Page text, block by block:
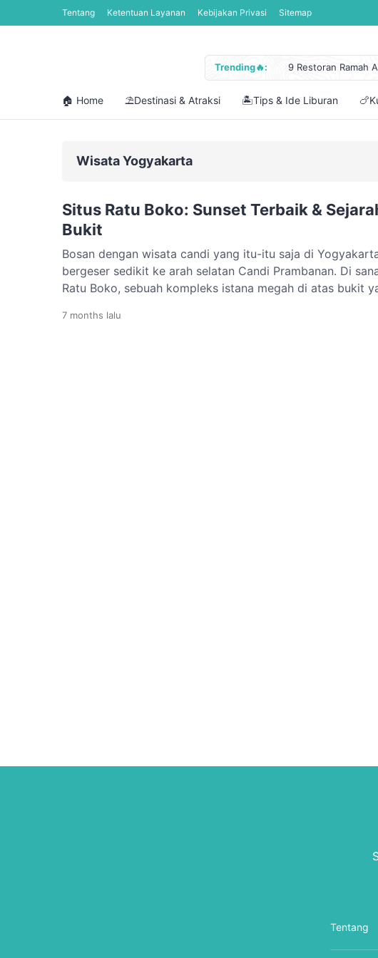
Tentang Ketentuan Layanan Kebijakan Privasi Sitemap
Trending🔥:
9 Restoran Ramah
Jadwal Lengkap
Liburan Eksotis di
🏠 Home ⛱️Destinasi & Atraksi 🏝️Tips & Ide Liburan
Wisata Yogyakarta
Situs Ratu Boko: Sunset Terbaik &
Bukit
Bosan dengan wisata candi yang itu-itu saja di
bergeser sedikit ke arah selatan Candi Prambanan. Di
Ratu Boko, sebuah kompleks istana megah di atas bukit
Berbeda dengan Borobudur atau Prambanan yang murni
7 months lalu
Tentang